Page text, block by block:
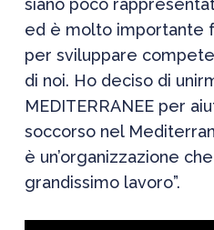
siano poco
ed è molto importante
per sviluppare
di noi. Ho deciso di
MEDITERRANEE per
soccorso nel
è un’organizzazione
grandissimo lavoro”.